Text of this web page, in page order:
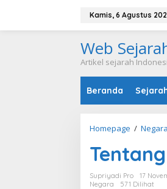
Kamis, 6 Agustus
Web
Artikel sejarah
Beranda
Homepage / Negara
Supriyadi Pro
17
Negara
571 Dilihat